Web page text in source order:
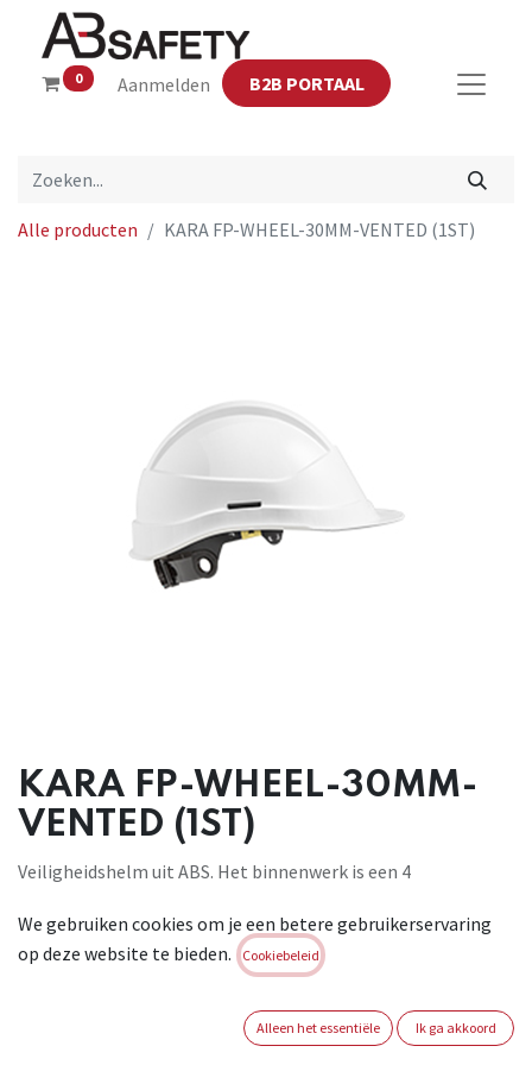
0 Aanmelden B2B PORTAAL
Alle producten KARA FP-WHEEL-30MM-VENTED (1ST)
KARA FP-WHEEL-30MM-
VENTED (1ST)
Veiligheidshelm uit ABS. Het binnenwerk is een 4
zweetband . Gewicht 340 gr . EN 397 -EN 166 . Levensduur : 48
maanden
Login of registreer om verder te
We gebruiken cookies om je een betere gebruikerservaring
op deze website te bieden.
Cookiebeleid
Alleen het essentiële Ik ga akkoord